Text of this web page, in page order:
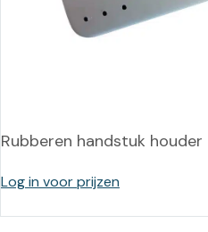
Rubberen handstuk houder
Log in voor prijzen